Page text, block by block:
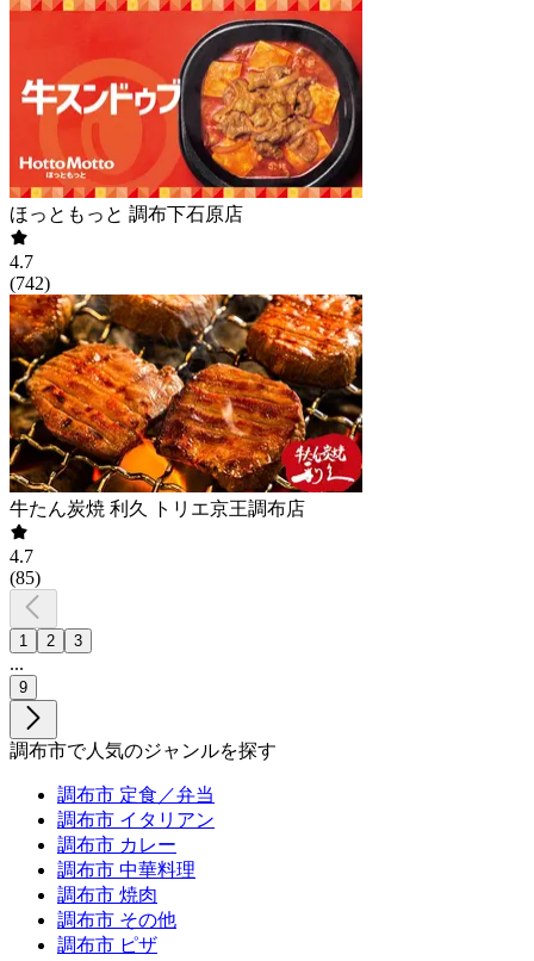
ほっともっと 調布下石原店
4.7
(742)
牛たん炭焼 利久 トリエ京王調布店
4.7
(85)
1 2 3
...
9
調布市で人気のジャンルを探す
調布市 定食／弁当
調布市 イタリアン
調布市 カレー
調布市 中華料理
調布市 焼肉
調布市 その他
調布市 ピザ